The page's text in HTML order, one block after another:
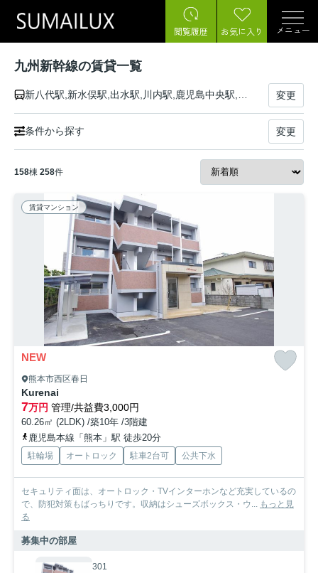
閲覧履歴 お気に入り メニュー
九州新幹線の賃貸一覧
新八代駅,新水俣駅,出水駅,川内駅,鹿児島中央駅,博多駅,新鳥栖駅,久留米駅,筑後船小屋駅,新大牟田駅,新玉名駅,熊本駅 変更
条件から探す 変更
158棟 258件
賃貸マンション
NEW
熊本市西区春日
Kurenai
7万円 管理/共益費3,000円
60.26㎡ (2LDK) /築10年 /3階建
鹿児島本線「熊本」駅 徒歩20分
駐輪場 オートロック 駐車2台可 公共下水
セキュリティ面は、オートロック・TVインターホンなど充実しているの
で、防犯対策もばっちりです。収納はシューズボックス・ウ...
もっと見
る
募集中の部屋
301